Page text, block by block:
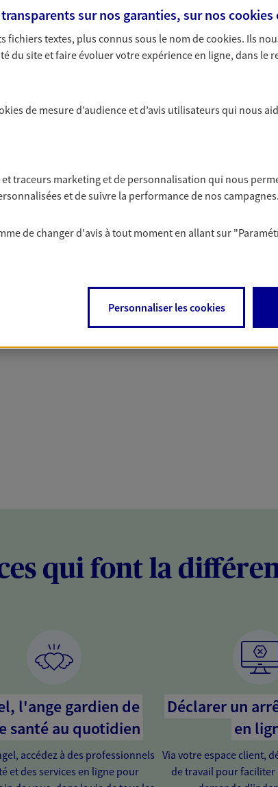
nécessaire
pour
Une analyse
avec vos
Nous sommes à votre
solutions assurantielles
activité, mais aussi les
interlocuteur pour tous
AXA Épargne et
qui font la
l'ange gardien de
santé au quotidien
accédez à des professionnels
et des services en ligne pour
Déclarer un
en
Via votre espace client,
de travail pour
sur nos garanties, sur noscookies
fichiers textes, plus connus sous le nom decookies. Ils
site et faire évoluer votre expérience en ligne, dans le
de mesure d’audience et d’avis utilisateurs qui nous
traceurs marketing et de personnalisation qui nous
et de suivre la performance de nos campagnes.
de changer d'avis à tout moment en allant sur
Personnaliser les cookies